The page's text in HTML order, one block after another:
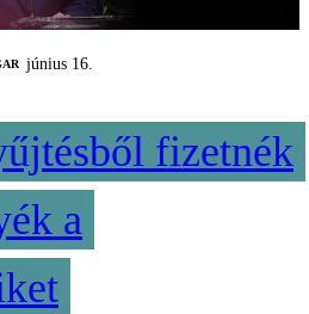
június 16.
fizetnék
a